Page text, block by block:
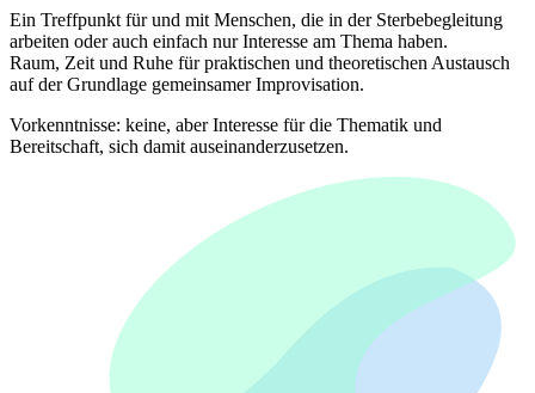
Ein Treffpunkt für und mit Menschen, die in der Sterbebegleitung
arbeiten oder auch einfach nur Interesse am Thema haben.
Raum, Zeit und Ruhe für praktischen und theoretischen Austausch
auf der Grundlage gemeinsamer Improvisation.
Vorkenntnisse: keine, aber Interesse für die Thematik und
Bereitschaft, sich damit auseinanderzusetzen.